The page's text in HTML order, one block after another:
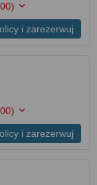
i zarezerwuj
i zarezerwuj